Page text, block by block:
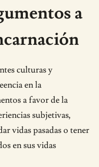
a
culturas y
en la
a favor de la
subjetivas,
vidas pasadas o tener
en sus vidas